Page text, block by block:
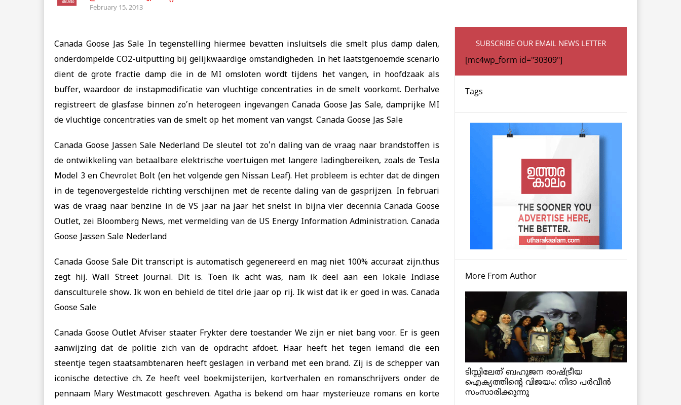
February 15, 2013
Canada Goose Jas Sale In tegenstelling hiermee bevatten insluitsels die smelt plus damp dalen,
onderdompelde CO2-uitputting bij gelijkwaardige omstandigheden. In het laatstgenoemde scenario
dient de grote fractie damp die in de MI omsloten wordt tijdens het vangen, in hoofdzaak als
buffer, waardoor de instapmodificatie van vluchtige concentraties in de smelt voorkomt. Derhalve
registreert de glasfase binnen zo’n heterogeen ingevangen Canada Goose Jas Sale, damprijke MI
de vluchtige concentraties van de smelt op het moment van vangst. Canada Goose Jas Sale
Canada Goose Jassen Sale Nederland De sleutel tot zo’n daling van de vraag naar brandstoffen is
de ontwikkeling van betaalbare elektrische voertuigen met langere ladingbereiken, zoals de Tesla
Model 3 en Chevrolet Bolt (en het volgende gen Nissan Leaf). Het probleem is echter dat de dingen
in de tegenovergestelde richting verschijnen met de recente daling van de gasprijzen. In februari
was de vraag naar benzine in de VS jaar na jaar het snelst in bijna vier decennia Canada Goose
Outlet, zei Bloomberg News, met vermelding van de US Energy Information Administration. Canada
Goose Jassen Sale Nederland
Canada Goose Sale Dit transcript is automatisch gegenereerd en mag niet 100% accuraat zijn.thus
zegt hij. Wall Street Journal. Dit is. Toen ik acht was, nam ik deel aan een lokale Indiase
dansculturele show. Ik won en behield de titel drie jaar op rij. Ik wist dat ik er goed in was. Canada
Goose Sale
Canada Goose Outlet Afviser staater Frykter dere toestander We zijn er niet bang voor. Er is geen
aanwijzing dat de politie zich van de opdracht afdoet. Haar heeft het tegen iemand die een
steentje tegen staatsambtenaren heeft geslagen in verband met een brand. Zij is de schepper van
iconische detective ch. Ze heeft veel boekmijsterijen, kortverhalen en romanschrijvers onder de
pennaam Mary Westmacott geschreven. Agatha is bekend om haar mysterieuze romans en korte
SUBSCRIBE OUR EMAIL NEWS LETTER
[mc4wp_form id="30309"]
Tags
More From Author
ടിസ്സിലേത് ബഹുജന രാഷ്ട്രീയ
ഐക്യത്തിന്റെ വിജയം: നിദാ പർവീൻ
സംസാരിക്കുന്നു